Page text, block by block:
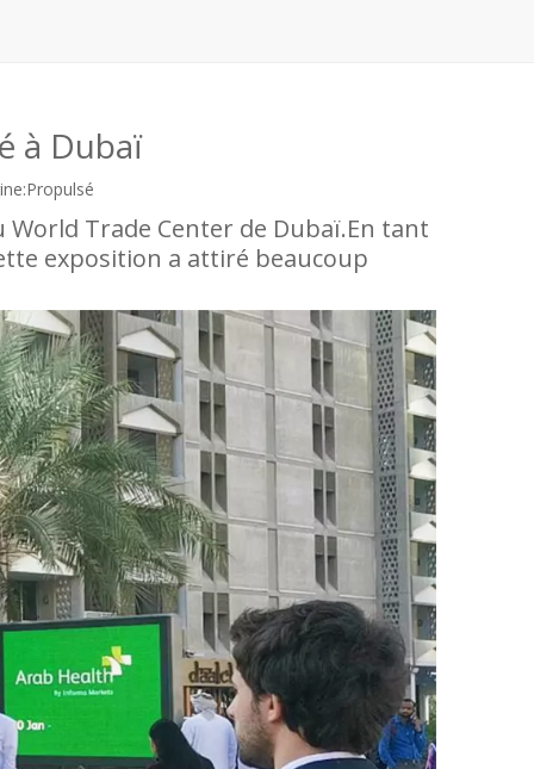
à Dubaï
Propulsé
Trade Center de Dubaï.En tant
exposition a attiré beaucoup